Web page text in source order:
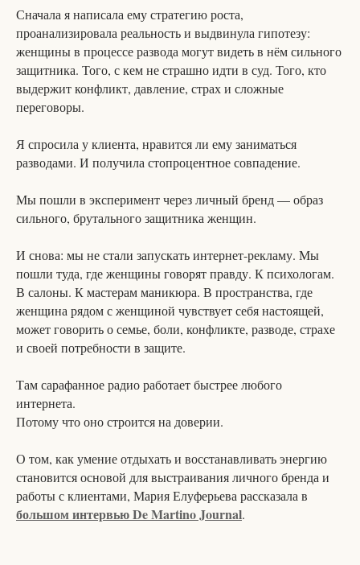
Сначала я написала ему стратегию роста,
проанализировала реальность и выдвинула гипотезу:
женщины в процессе развода могут видеть в нём сильного
защитника. Того, с кем не страшно идти в суд. Того, кто
выдержит конфликт, давление, страх и сложные
переговоры.
Я спросила у клиента, нравится ли ему заниматься
разводами. И получила стопроцентное совпадение.
Мы пошли в эксперимент через личный бренд — образ
сильного, брутального защитника женщин.
И снова: мы не стали запускать интернет-рекламу. Мы
пошли туда, где женщины говорят правду. К психологам.
В салоны. К мастерам маникюра. В пространства, где
женщина рядом с женщиной чувствует себя настоящей,
может говорить о семье, боли, конфликте, разводе, страхе
и своей потребности в защите.
Там сарафанное радио работает быстрее любого
интернета.
Потому что оно строится на доверии.
О том, как умение отдыхать и восстанавливать энергию
становится основой для выстраивания личного бренда и
работы с клиентами, Мария Елуферьева рассказала в
большом интервью De Martino Journal.